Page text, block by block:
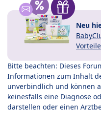
Neu
Vorteile
Bitte beachten: Dieses
Informationen zum Inhalt
unverbindlich und können
keinesfalls eine Diagnose
darstellen oder einen